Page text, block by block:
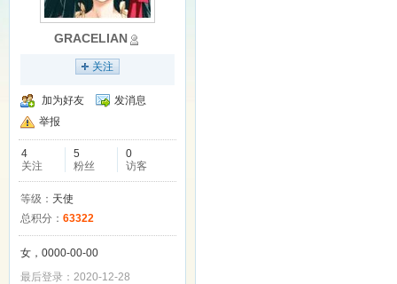
GRACELIAN
关注
加为好友
发消息
举报
4
关注
5
粉丝
0
访客
等级： 天使
总积分： 63322
女，0000-00-00
最后登录：2020-12-28